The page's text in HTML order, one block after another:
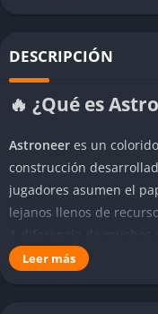
DESCRIPCIÓN
🔥 ¿Qué es
Astroneer es un
construcción
jugadores asumen el
lejanos llenos de
A diferencia de
juego apuesta por una
Leer más